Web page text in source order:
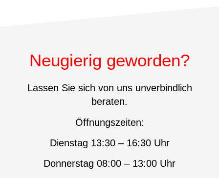
Neugierig geworden?
Lassen Sie sich von uns unverbindlich
beraten.
Öffnungszeiten:
Dienstag 13:30 – 16:30 Uhr
Donnerstag 08:00 – 13:00 Uhr